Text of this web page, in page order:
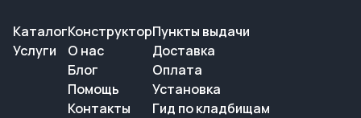
Каталог
Услуги
Конструктор
О нас
Блог
Помощь
Контакты
Пункты выдачи
Доставка
Оплата
Установка
Гид по кладбищам